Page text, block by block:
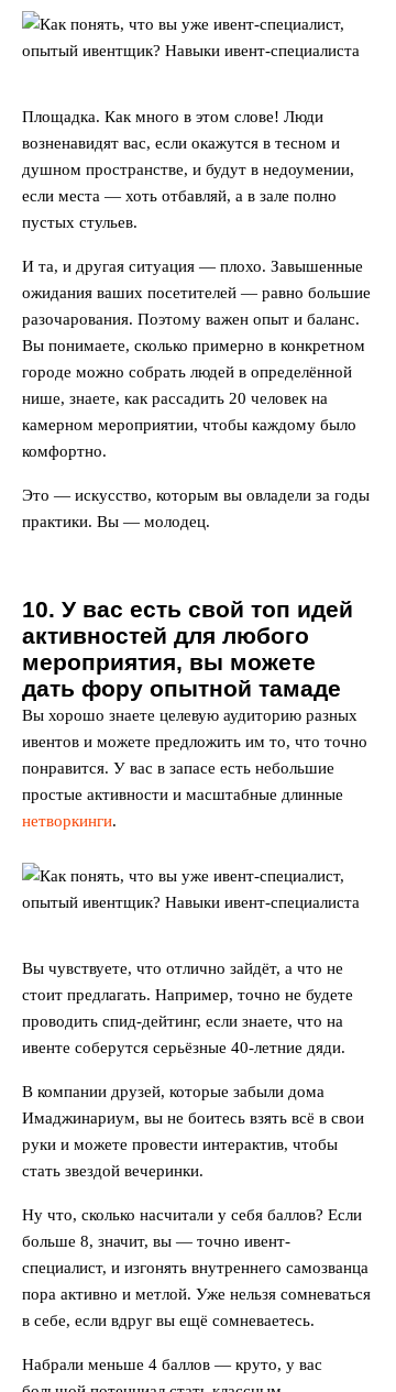
Площадка. Как много в этом слове! Люди
возненавидят вас, если окажутся в тесном и
душном пространстве, и будут в недоумении,
если места — хоть отбавляй, а в зале полно
пустых стульев.
И та, и другая ситуация — плохо. Завышенные
ожидания ваших посетителей — равно большие
разочарования. Поэтому важен опыт и баланс.
Вы понимаете, сколько примерно в конкретном
городе можно собрать людей в определённой
нише, знаете, как рассадить 20 человек на
камерном мероприятии, чтобы каждому было
комфортно.
Это — искусство, которым вы овладели за годы
практики. Вы — молодец.
10. У вас есть свой топ идей
активностей для любого
мероприятия, вы можете
дать фору опытной тамаде
Вы хорошо знаете целевую аудиторию разных
ивентов и можете предложить им то, что точно
понравится. У вас в запасе есть небольшие
простые активности и масштабные длинные
нетворкинги.
Вы чувствуете, что отлично зайдёт, а что не
стоит предлагать. Например, точно не будете
проводить спид-дейтинг, если знаете, что на
ивенте соберутся серьёзные 40-летние дяди.
В компании друзей, которые забыли дома
Имаджинариум, вы не боитесь взять всё в свои
руки и можете провести интерактив, чтобы
стать звездой вечеринки.
Ну что, сколько насчитали у себя баллов? Если
больше 8, значит, вы — точно ивент-
специалист, и изгонять внутреннего самозванца
пора активно и метлой. Уже нельзя сомневаться
в себе, если вдруг вы ещё сомневаетесь.
Набрали меньше 4 баллов — круто, у вас